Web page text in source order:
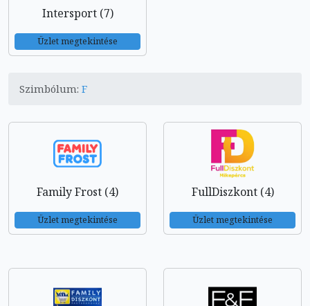
Intersport (7)
Üzlet megtekintése
Szimbólum: F
Family Frost (4)
Üzlet megtekintése
FullDiszkont (4)
Üzlet megtekintése